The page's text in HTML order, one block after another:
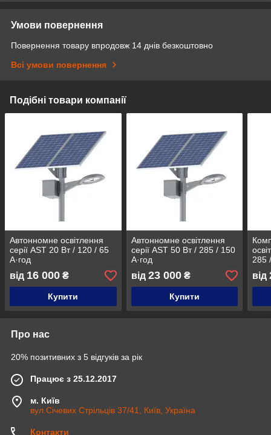
Умови повернення
Повернення товару впродовж 14 днів безкоштовно
Всі умови повернення
Подібні товари компанії
Aвтонномне освітлення
серії AST 20 Вт / 120 / 65
A·год
від 16 000 ₴
Купити
Aвтонномне освітлення
серії AST 50 Вт / 285 / 150
A·год
від 23 000₴
Купити
285
від
Про нас
20% позитивних з 5 відгуків за рік
Працює з 25.12.2017
м. Київ
вул.Січевих Стрільців 37/41, Київ, Україна
Контакти